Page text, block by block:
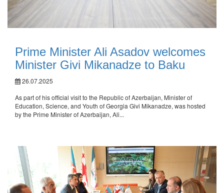
Prime Minister Ali Asadov welcomes
Minister Givi Mikanadze to Baku
26.07.2025
As part of his official visit to the Republic of Azerbaijan, Minister of
Education, Science, and Youth of Georgia Givi Mikanadze, was hosted
by the Prime Minister of Azerbaijan, Ali...